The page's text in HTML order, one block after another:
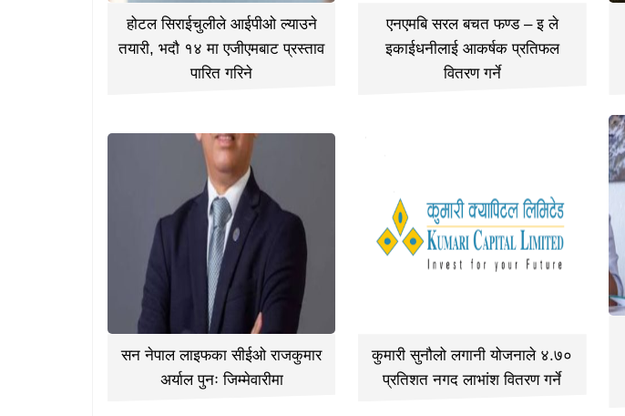
होटल सिराईचुलीले आईपीओ ल्याउने
तयारी, भदौ १४ मा एजीएमबाट प्रस्ताव
पारित गरिने
एनएमबि सरल बचत फण्ड – इ ले
इकाईधनीलाई आकर्षक प्रतिफल
वितरण गर्ने
सन नेपाल लाइफका सीईओ राजकुमार
अर्याल पुनः जिम्मेवारीमा
कुमारी सुनौलो लगानी योजनाले ४.७०
प्रतिशत नगद लाभांश वितरण गर्ने